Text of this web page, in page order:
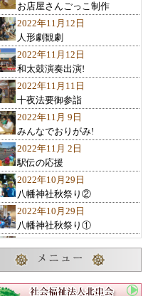
お店屋さんごっこ制作
2022年11月12日
人形劇観劇
2022年11月12日
和太鼓演奏出演!
2022年11月11日
十夜法要御参詣
2022年11月 9日
みんなでおりがみ!
2022年11月 2日
駅伝の応援
2022年10月29日
八幡神社秋祭り②
2022年10月29日
八幡神社秋祭り①
10月のお誕生会
2022年10月23日
諏訪の池神社秋祭り